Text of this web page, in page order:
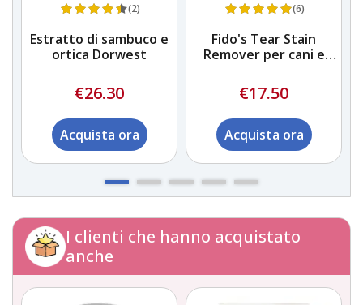
(2)
Estratto di sambuco e
ortica Dorwest
€26.30
Acquista ora
(6)
Fido's Tear Stain
Remover per cani e
€17.50
Acquista ora
I clienti che hanno acquistato
anche